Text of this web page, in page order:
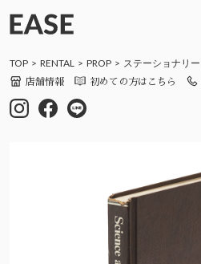
TOP RENTAL PROP ステーショナリー
店舗情報 初めての方はこちら